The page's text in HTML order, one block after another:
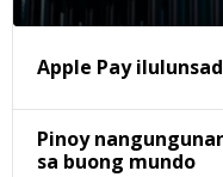
Apple Pay
Pinoy
sa buong mundo